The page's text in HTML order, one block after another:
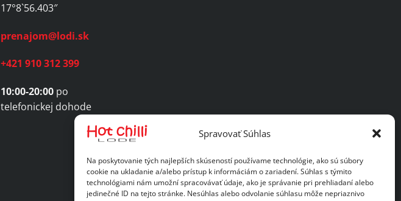
Spravovať Súhlas
Na poskytovanie tých najlepších skúseností používame technológie, ako sú súbory
cookie na ukladanie a/alebo prístup k informáciám o zariadení. Súhlas s týmito
technológiami nám umožní spracovávať údaje, ako je správanie pri prehliadaní alebo
jedinečné ID na tejto stránke. Nesúhlas alebo odvolanie súhlasu môže nepriaznivo
17°8`56.403″
prenajom@lodi.sk
+421 910 312 399
10:00-20:00po
telefonickej dohode